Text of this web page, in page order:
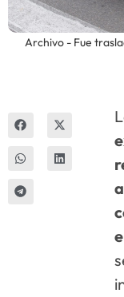
Archivo - Fue